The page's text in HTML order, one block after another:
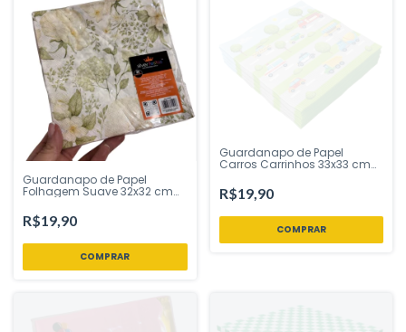
Guardanapo de Papel
Folhagem Suave 32x32 cm
Silver Festas - Inspire sua
Festa Loja
R$19,90
Guardanapo de Papel
Carros Carrinhos 33x33 cm
MAKE+ – Inspire sua Festa
Loja
R$19,90